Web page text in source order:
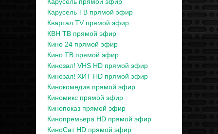
Карусель ТВ прямой эфир
Квартал TV прямой эфир
КВН ТВ прямой эфир
Кино 24 прямой эфир
Кино ТВ прямой эфир
Кинозал! VHS HD прямой эфир
Кинозал! ХИТ HD прямой эфир
Кинокомедия прямой эфир
Киномикс прямой эфир
Кинопоказ прямой эфир
Кинопремьера HD прямой эфир
КиноСат HD прямой эфир